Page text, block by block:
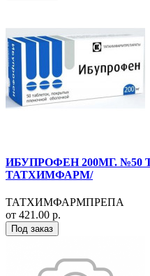
ИБУПРОФЕН 200МГ. №50
ТАТХИМФАРМ/
ТАТХИМФАРМПРЕПА
от 421.00 р.
Под заказ